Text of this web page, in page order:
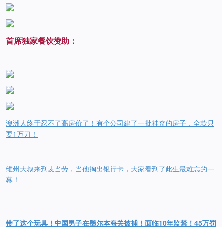
首席独家餐饮赞助：
澳洲人终于忍不了高房价了！有个公司建了一批神奇的房子，全款只
要1万刀！
维州大叔来到麦当劳，当他掏出银行卡，大家看到了此生最难忘的一
幕！
带了这个玩具！中国男子在墨尔本海关被捕！面临10年监禁！45万罚